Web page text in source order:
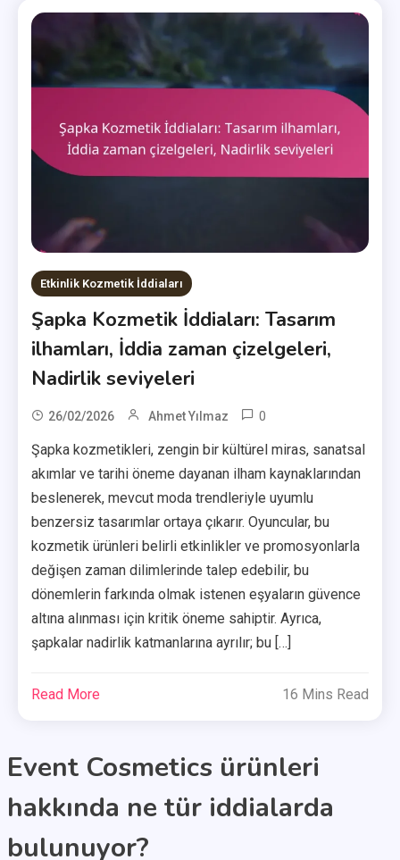
Etkinlik Kozmetik İddiaları
Şapka Kozmetik İddiaları: Tasarım
ilhamları, İddia zaman çizelgeleri,
Nadirlik seviyeleri
26/02/2026 Ahmet Yılmaz 0
Şapka kozmetikleri, zengin bir kültürel miras, sanatsal
akımlar ve tarihi öneme dayanan ilham kaynaklarından
beslenerek, mevcut moda trendleriyle uyumlu
benzersiz tasarımlar ortaya çıkarır. Oyuncular, bu
kozmetik ürünleri belirli etkinlikler ve promosyonlarla
değişen zaman dilimlerinde talep edebilir, bu
dönemlerin farkında olmak istenen eşyaların güvence
altına alınması için kritik öneme sahiptir. Ayrıca,
şapkalar nadirlik katmanlarına ayrılır; bu […]
Read More 16 Mins Read
Event Cosmetics ürünleri
hakkında ne tür iddialarda
bulunuyor?